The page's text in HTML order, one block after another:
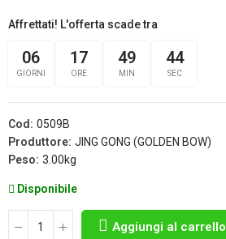
Affrettati! L'offerta scade tra
06
GIORNI
17
ORE
49
MIN
44
SEC
Cod: 0509B
Produttore: JING GONG (GOLDEN BOW)
Peso: 3.00kg
Disponibile
Aggiungi al carrello